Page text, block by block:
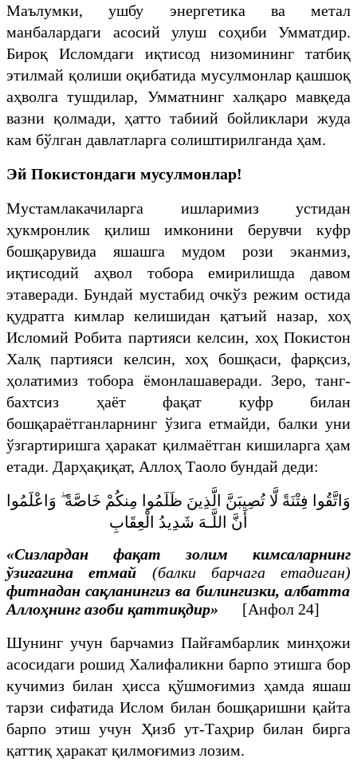
Маълумки, ушбу энергетика ва метал
манбалардаги асосий улуш соҳиби Умматдир.
Бироқ Исломдаги иқтисод низомининг татбиқ
этилмай қолиши оқибатида мусулмонлар қашшоқ
аҳволга тушдилар, Умматнинг халқаро мавқеда
вазни қолмади, ҳатто табиий бойликлари жуда
кам бўлган давлатларга солиштирилганда ҳам.
Эй Покистондаги мусулмонлар!
Мустамлакачиларга ишларимиз устидан
ҳукмронлик қилиш имконини берувчи куфр
бошқарувида яшашга мудом рози эканмиз,
иқтисодий аҳвол тобора емирилишда давом
этаверади. Бундай мустабид очкўз режим остида
қудратга кимлар келишидан қатъий назар, хоҳ
Исломий Робита партияси келсин, хоҳ Покистон
Халқ партияси келсин, хоҳ бошқаси, фарқсиз,
ҳолатимиз тобора ёмонлашаверади. Зеро, танг-
бахтсиз ҳаёт фақат куфр билан
бошқараётганларнинг ўзига етмайди, балки уни
ўзгартиришга ҳаракат қилмаётган кишиларга ҳам
етади. Дарҳақиқат, Аллоҳ Таоло бундай деди:
وَاتَّقُوا فِتْنَةً لَّا تُصِيبَنَّ الَّذِينَ ظَلَمُوا مِنكُمْ خَاصَّةً ۖ وَاعْلَمُوا
أَنَّ اللَّـهَ شَدِيدُ الْعِقَابِ
«Сизлардан фақат золим кимсаларнинг
ўзигагина етмай (балки барчага етадиган)
фитнадан сақланингиз ва билингизки, албатта
Аллоҳнинг азоби қаттиқдир» [Анфол 24]
Шунинг учун барчамиз Пайғамбарлик минҳожи
асосидаги рошид Халифаликни барпо этишга бор
кучимиз билан ҳисса қўшмоғимиз ҳамда яшаш
тарзи сифатида Ислом билан бошқаришни қайта
барпо этиш учун Ҳизб ут-Таҳрир билан бирга
қаттиқ ҳаракат қилмоғимиз лозим.